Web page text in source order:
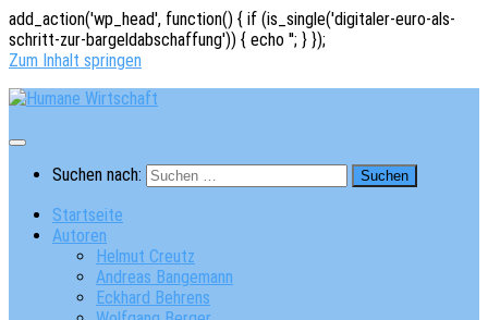
add_action('wp_head', function() { if (is_single('digitaler-euro-als-
schritt-zur-bargeldabschaffung')) { echo ''; } });
Zum Inhalt springen
Suchen nach:
Startseite
Autoren
Helmut Creutz
Andreas Bangemann
Eckhard Behrens